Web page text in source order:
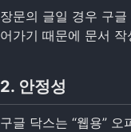
장문의 글일 경우 구
어가기 때문에 문서
2. 안정성
구글 닥스는 “웹용”